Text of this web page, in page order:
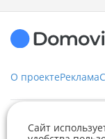
О проектеРеклама
Служба заботы
Сайт